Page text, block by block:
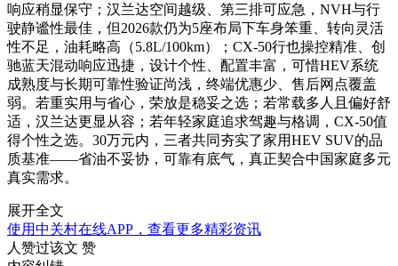
响应稍显保守；汉兰达空间越级、第三排可应急，NVH与行
驶静谧性最佳，但2026款仍为5座布局下车身笨重、转向灵活
性不足，油耗略高（5.8L/100km）；CX-50行也操控精准、创
驰蓝天混动响应迅捷，设计个性、配置丰富，可惜HEV系统
成熟度与长期可靠性验证尚浅，终端优惠少、售后网点覆盖
弱。若重实用与省心，荣放是稳妥之选；若常载多人且偏好舒
适，汉兰达更显从容；若年轻家庭追求驾趣与格调，CX-50值
得个性之选。30万元内，三者共同夯实了家用HEV SUV的品
质基准——省油不妥协，可靠有底气，真正契合中国家庭多元
真实需求。
展开全文
使用中关村在线APP，查看更多精彩资讯
人赞过该文 赞